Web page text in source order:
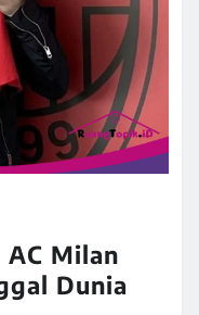
AC Milan
Dunia